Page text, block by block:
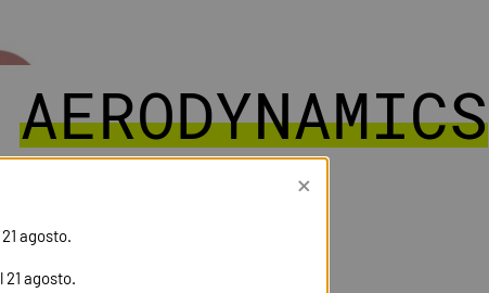
AERODYNAMICS
agosto.
21 agosto.
×